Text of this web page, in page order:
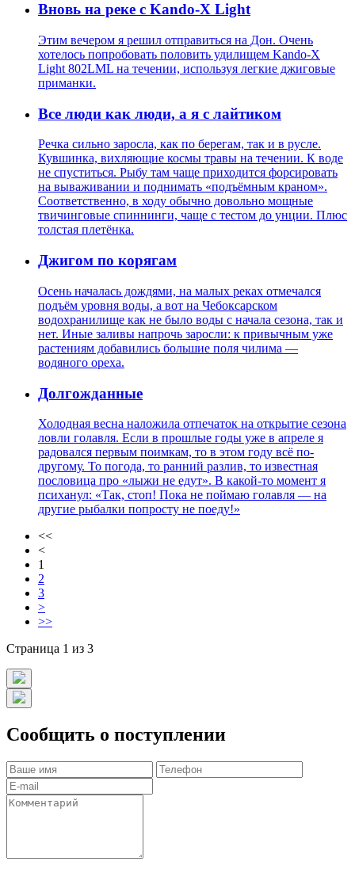
Вновь на реке с Kando-X Light
Этим вечером я решил отправиться на Дон. Очень
хотелось попробовать половить удилищем Kando-X
Light 802LML на течении, используя легкие джиговые
приманки.
Все люди как люди, а я с лайтиком
Речка сильно заросла, как по берегам, так и в русле.
Кувшинка, вихляющие космы травы на течении. К воде
не спуститься. Рыбу там чаще приходится форсировать
на вываживании и поднимать «подъёмным краном».
Соответственно, в ходу обычно довольно мощные
твичинговые спиннинги, чаще с тестом до унции. Плюс
толстая плетёнка.
Джигом по корягам
Осень началась дождями, на малых реках отмечался
подъём уровня воды, а вот на Чебоксарском
водохранилище как не было воды с начала сезона, так и
нет. Иные заливы напрочь заросли: к привычным уже
растениям добавились большие поля чилима —
водяного ореха.
Долгожданные
Холодная весна наложила отпечаток на открытие сезона
ловли голавля. Если в прошлые годы уже в апреле я
радовался первым поимкам, то в этом году всё по-
другому. То погода, то ранний разлив, то известная
пословица про «лыжи не едут». В какой-то момент я
психанул: «Так, стоп! Пока не поймаю голавля — на
другие рыбалки попросту не поеду!»
<<
<
1
2
3
>
>>
Страница 1 из 3
Сообщить о поступлении